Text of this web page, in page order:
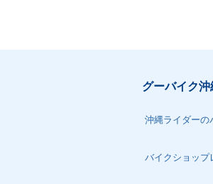
グーバイク
沖縄ライダーの
バイクショップ